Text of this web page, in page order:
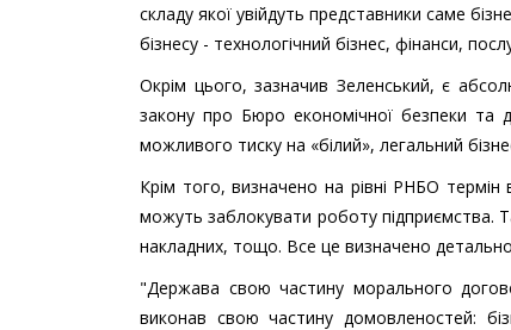
складу якої увійдуть представники саме
бізнесу - технологічний бізнес, фінанси,
Окрім цього, зазначив Зеленський, є
закону про Бюро економічної безпеки та
можливого тиску на «білий», легальний
Крім того, визначено на рівні РНБО термін
можуть заблокувати роботу підприємства.
накладних, тощо. Все це визначено детально
"Держава свою частину морального
виконав свою частину домовленостей: